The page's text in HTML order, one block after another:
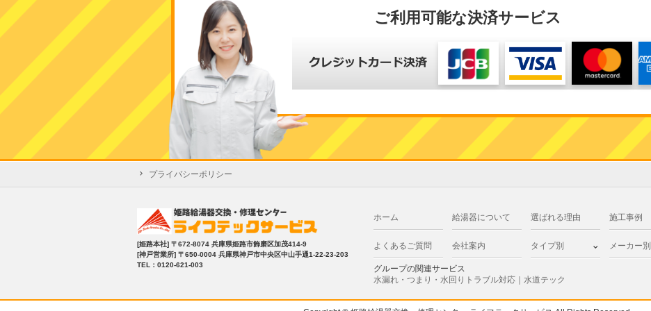
ご利用可能な決済サービス
プライバシーポリシー
[姫路本社] 〒672-8074 兵庫県姫路市飾磨区加茂414-9
[神戸営業所] 〒650-0004 兵庫県神戸市中央区中山手通1-22-23-203
TEL：0120-621-003
ホーム 給湯器について 選ばれる理由 施工事例
よくあるご質問 会社案内 タイプ別 メーカー別
グループの関連サービス
水漏れ・つまり・水回りトラブル対応｜水道テック